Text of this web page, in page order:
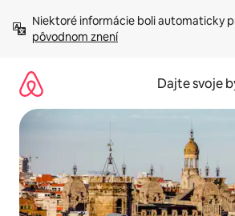
obsah.
Niektoré informácie boli automaticky
pôvodnom znení
Dajte svoje